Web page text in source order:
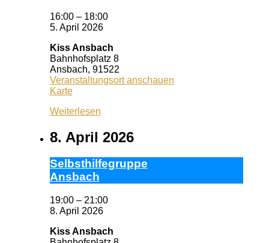
16:00 – 18:00
5. April 2026
Kiss Ansbach
Bahnhofsplatz 8
Ansbach, 91522
Veranstaltungsort anschauen
KarteKiss
Weiterlesen
8. April 2026
Selbst­hil­fe­grup­pe
Ans­bach
19:00 – 21:00
8. April 2026
Kiss Ansbach